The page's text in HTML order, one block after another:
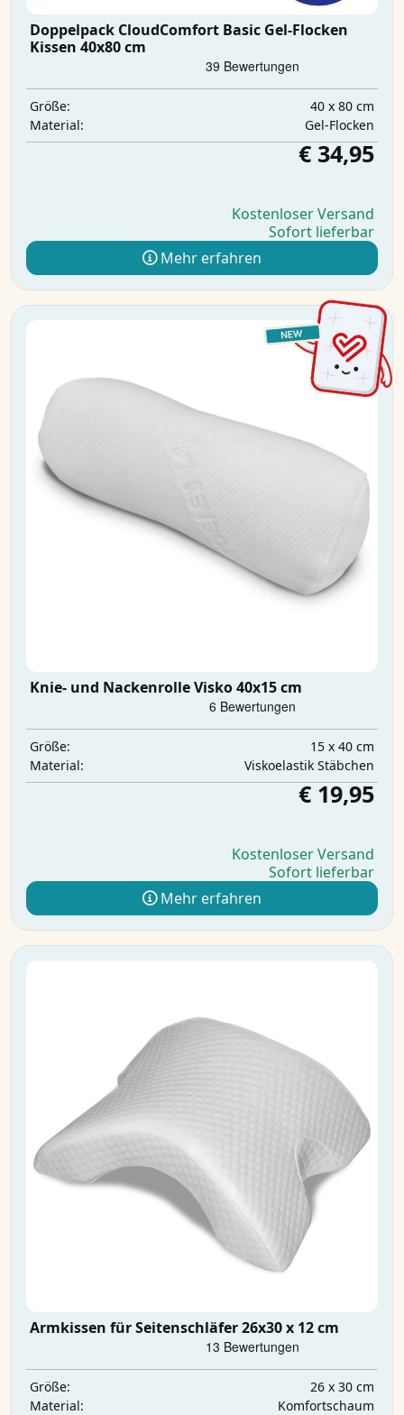
Doppelpack CloudComfort Basic Gel-Flocken
Kissen 40x80 cm
Größe:
40 x 80 cm
Material:
Gel-Flocken
€ 34,95
Kostenloser Versand
Sofort lieferbar
Mehr erfahren
Knie- und Nackenrolle Visko 40x15 cm
Größe:
15 x 40 cm
Material:
Viskoelastik Stäbchen
€ 19,95
Kostenloser Versand
Sofort lieferbar
Mehr erfahren
Armkissen für Seitenschläfer 26x30 x 12 cm
Größe:
26 x 30 cm
Material:
Komfortschaum